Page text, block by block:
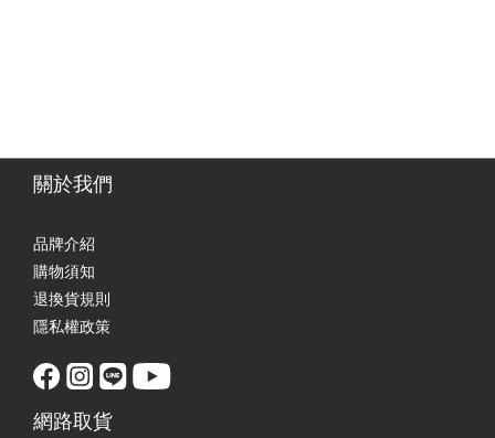
關於我們
品牌介紹
購物須知
退換貨規則
隱私權政策
網路取貨